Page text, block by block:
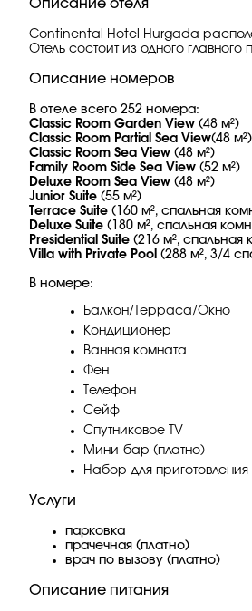
Описание отеля
Continental Hotel Hurgada
Отель состоит из одного
Описание номеров
В отеле всего 252 номера:
Classic Room Garden View (48 м²)
Classic Room Partial Sea View(48 м²)
Classic Room Sea View (48 м²)
Family Room Side Sea View (52 м²)
Deluxe Room Sea View (48 м²)
Junior Suite (55 м²)
Terrace Suite (160 м², спальная
Deluxe Suite (180 м², спальная
Presidential Suite (216 м², спальная
Villa with Private Pool (288 м², 3/4
В номере:
Балкон/Терраса/Окно
Кондиционер
Ванная комната
Фен
Телефон
Сейф
Спутниковое TV
Мини-бар (платно)
Набор для
Услуги
парковка
прачечная (платно)
врач по вызову (платно)
Описание питания